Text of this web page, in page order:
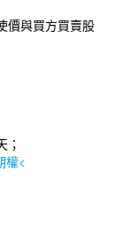
價與買方買賣股
；
權<